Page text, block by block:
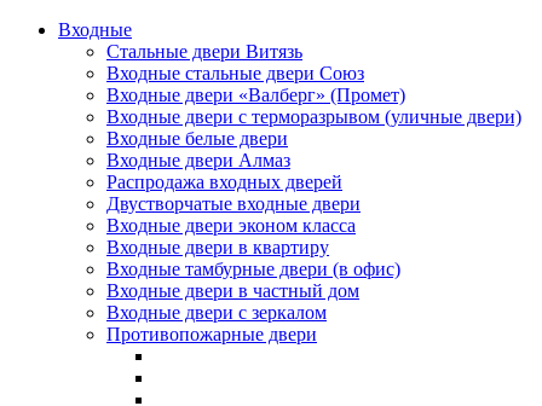
Входные
Стальные двери Витязь
Входные стальные двери Союз
Входные двери «Валберг» (Промет)
Входные двери с терморазрывом (уличные двери)
Входные белые двери
Входные двери Алмаз
Распродажа входных дверей
Двустворчатые входные двери
Входные двери эконом класса
Входные двери в квартиру
Входные тамбурные двери (в офис)
Входные двери в частный дом
Входные двери с зеркалом
Противопожарные двери